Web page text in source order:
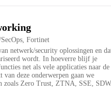
Fortinet
netwerk/security oplossingen en
wordt. In hoeverre blijf je
net als vele applicaties naar de
deze onderwerpen gaan we
zoals Zero Trust, ZTNA, SSE,